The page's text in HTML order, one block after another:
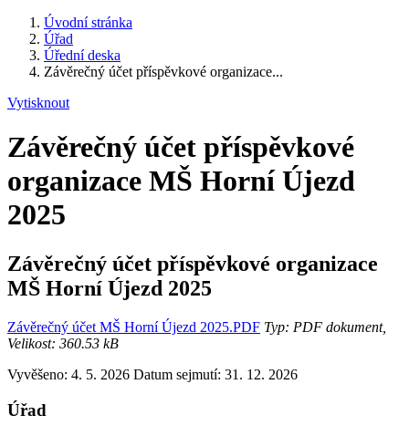
Úvodní stránka
Úřad
Úřední deska
Závěrečný účet příspěvkové organizace...
Vytisknout
Závěrečný účet příspěvkové
organizace MŠ Horní Újezd
2025
Závěrečný účet příspěvkové organizace
MŠ Horní Újezd 2025
Závěrečný účet MŠ Horní Újezd 2025.PDF Typ: PDF dokument,
Velikost: 360.53 kB
Vyvěšeno: 4. 5. 2026 Datum sejmutí: 31. 12. 2026
Úřad